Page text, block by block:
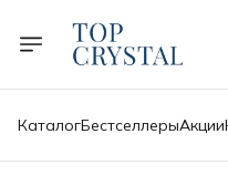
КаталогБестселлерыАкции